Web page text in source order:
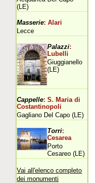
(LE)
Masserie: Alari
Lecce
Palazzi:
Lubelli
Giuggianello
(LE)
Cappelle: S. Maria di
Costantinopoli
Gagliano Del Capo (LE)
Torri:
Cesarea
Porto
Cesareo (LE)
Vai all'elenco completo
dei monumenti